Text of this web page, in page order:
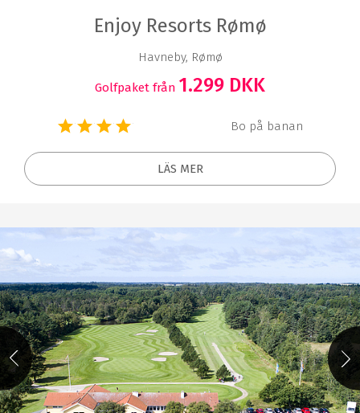
Enjoy Resorts Rømø
Havneby, Rømø
Golfpaket från 1.299 DKK
Bo på banan
LÄS MER